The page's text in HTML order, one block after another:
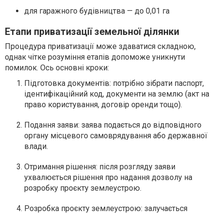
для гаражного будівництва — до 0,01 га
Етапи приватизації земельної ділянки
Процедура приватизації може здаватися складною,
однак чітке розуміння етапів допоможе уникнути
помилок. Ось основні кроки:
Підготовка документів: потрібно зібрати паспорт,
ідентифікаційний код, документи на землю (акт на
право користування, договір оренди тощо).
Подання заяви: заява подається до відповідного
органу місцевого самоврядування або державної
влади.
Отримання рішення: після розгляду заяви
ухвалюється рішення про надання дозволу на
розробку проєкту землеустрою.
Розробка проєкту землеустрою: залучається